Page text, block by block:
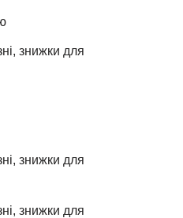
знижки для
знижки для
знижки для